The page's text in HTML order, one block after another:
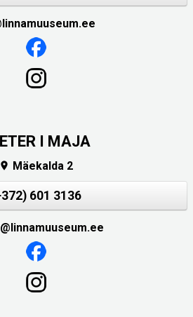
I MAJA
 Mäekalda 2
601 3136